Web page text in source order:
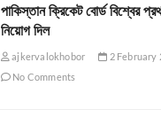
পাকিস্তান ক্রিকেট বোর্ড বিশ্বের
নিয়োগ দিল
ajkervalokhobor
2 February
No Comments